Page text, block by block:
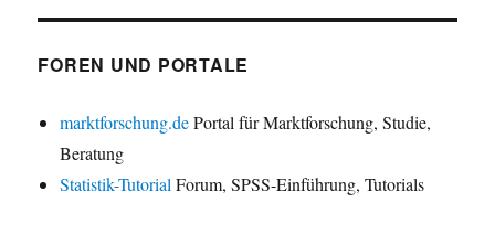
FOREN UND PORTALE
marktforschung.dePortal für Marktforschung, Studie,
Beratung
Statistik-Tutorial Forum, SPSS-Einführung, Tutorials